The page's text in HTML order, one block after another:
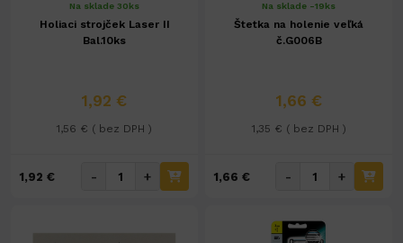
Na sklade 30ks
Holiaci strojček Laser II
Bal.10ks
1,92 €
1,56 € ( bez DPH )
1,92 € - +
Na sklade -19ks
Štetka na holenie veľká
č.G006B
1,66 €
1,35 € ( bez DPH )
1,66 € - +